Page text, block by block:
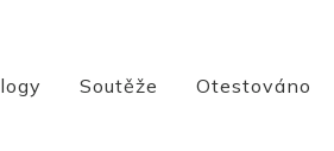
Soutěže Otestováno